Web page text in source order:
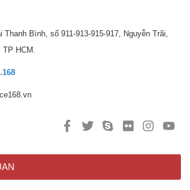
Thanh Bình, số 911-913-915-917, Nguyễn Trãi,
HCM.